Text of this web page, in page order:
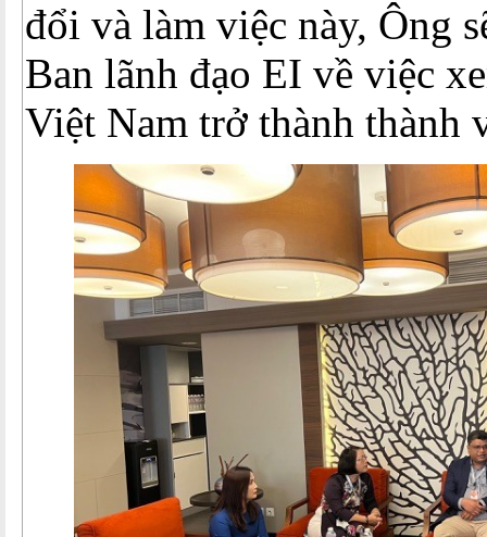
đổi và làm việc này, Ông
Ban lãnh đạo EI về việc
Việt Nam trở thành thành